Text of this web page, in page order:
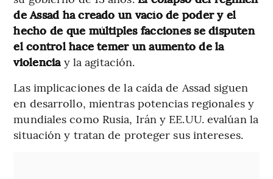
de Assad ha creado un vacío de poder y el
hecho de que múltiples facciones se disputen
el control hace temer un aumento de la
violencia y la agitación.
Las implicaciones de la caída de Assad siguen
en desarrollo, mientras potencias regionales y
mundiales como Rusia, Irán y EE.UU. evalúan la
situación y tratan de proteger sus intereses.